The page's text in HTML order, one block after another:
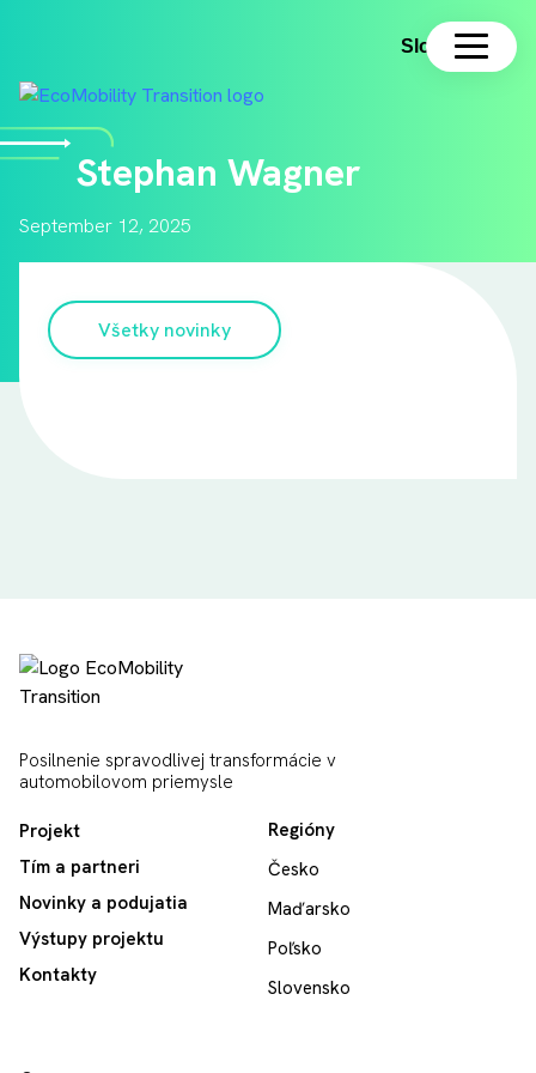
Slovenčina
Stephan Wagner
September 12, 2025
Všetky novinky
Posilnenie spravodlivej transformácie v
automobilovom priemysle
Projekt
Tím a partneri
Novinky a podujatia
Výstupy projektu
Kontakty
Regióny
Česko
Maďarsko
Poľsko
Slovensko